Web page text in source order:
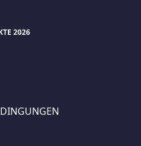
FÜR DIE
2026